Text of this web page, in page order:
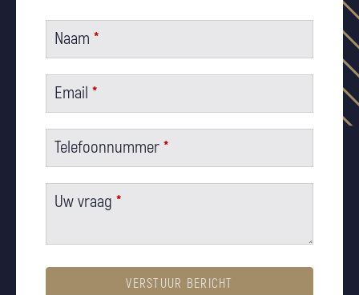
Naam *
Email *
Telefoonnummer*
Uw vraag *
VERSTUUR BERICHT